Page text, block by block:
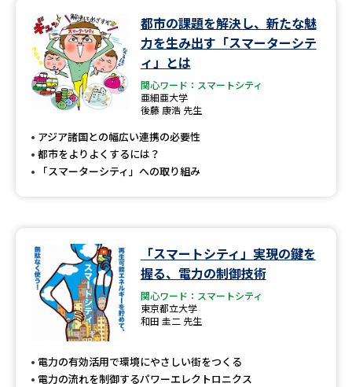
来場型・Web型イベント特集 夢ナビライブ
受験準備
志望校・出願校を調べる
先輩が入学を決めた理由 テレメール全国一斉進学調査
新生活お役立ちガイド
学問発見 学問検索
都市の課題を解決し、新たな魅
力を生み出す「スマーターシテ
ィ」とは
関心ワード：スマートシティ
亜細亜大学
後藤 康浩 先生
アジア諸国との幅広い連携の必要性
都市をよりよくするには？
「スマーターシティ」への取り組み
「スマートシティ」実現の鍵を
握る、電力の制御技術
関心ワード：スマートシティ
東京都立大学
和田 圭二 先生
電力の有効活用で環境にやさしい街をつくる
電力の流れを制御するパワーエレクトロニクス